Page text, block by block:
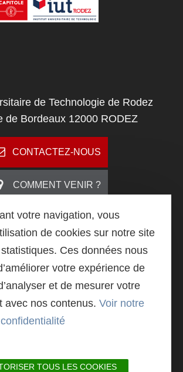
CONTACTEZ NOUS
de Technologie de Rodez
de Bordeaux 12000 RODEZ
CONTACTEZ-NOUS
COMMENT VENIR ?
LIVRET DE PRÉSENTATION
votre navigation, vous
de cookies sur notre site
Ces données nous
votre expérience de
et de mesurer votre
avec nos contenus. Voir notre
TOUS LES COOKIES